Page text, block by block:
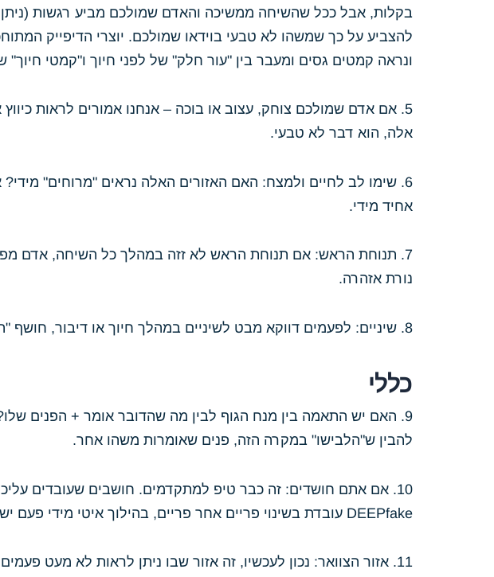
בקלות, אבל ככל שהשיחה ממשיכה והאדם שמולכם מביע רגשות (ניתן
להצביע על כך שמשהו לא טבעי בוידאו שמולכם. יוצרי הדיפייק
ונראה קמטים גסים ומעבר בין "עור חלק" של לפני חיוך ו"קמטי חיוך"
5. אם אדם שמולכם צוחק, עצוב או בוכה – אנחנו אמורים לראות
אלה, הוא דבר לא טבעי.
6. שימו לב לחיים ולמצח: האם האזורים האלה נראים "מרוחים"
אחיד מידי.
7. תנוחת הראש: אם תנוחת הראש לא זזה במהלך כל השיחה, אדם
נורת אזהרה.
8. שיניים: לפעמים דווקא מבט לשיניים במהלך חיוך או דיבור, חושף "הלבשה" של תמונה על תמונה.
כללי
9. האם יש התאמה בין מנח הגוף לבין מה שהדובר אומר + הפנים שלו?
להבין ש"הלבישו" במקרה הזה, פנים שאומרות משהו אחר.
10. אם אתם חושדים: זה כבר טיפ למתקדמים. חושבים שעובדים
DEEPfake עובדת בשינוי פריים אחר פריים, בהילוך איטי מידי פעם יש "זליגות" שניתן לזהות.
11. אזור הצוואר: נכון לעכשיו, זה אזור שבו ניתן לראות לא מעט